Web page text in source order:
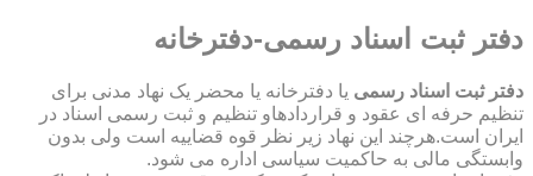
دفتر ثبت اسناد رسمی-دفترخانه
دفتر ثبت اسناد رسمی یا دفترخانه یا محضر یک نهاد مدنی برای
تنظیم حرفه ای عقود و قراردادهاو تنظیم و ثبت رسمی اسناد در
ایران است.هرچند این نهاد زیر نظر قوه قضاییه است ولی بدون
وابستگی مالی به حاکمیت سیاسی اداره می شود.